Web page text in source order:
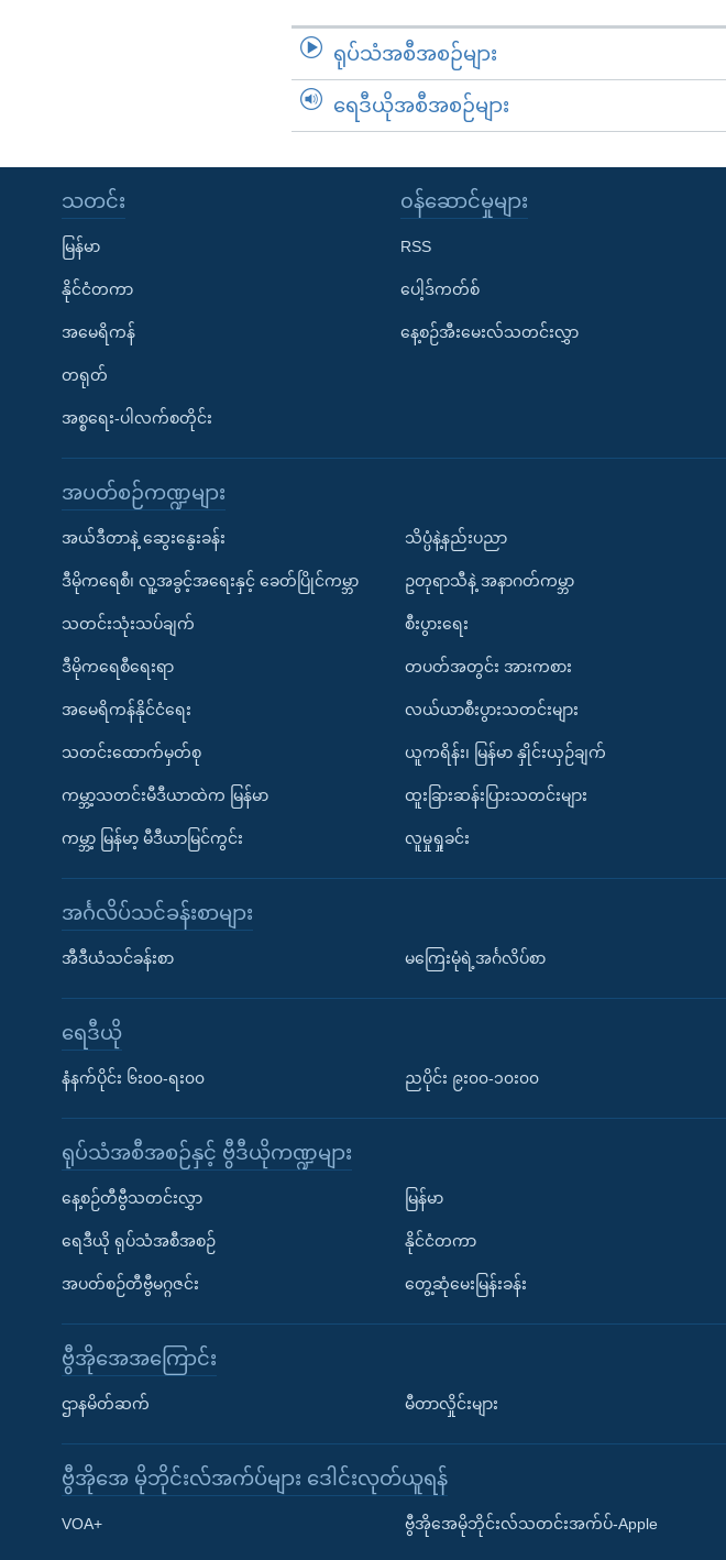
Learning English
ရုပ်သံအစီအစဉ်များ
ရေဒီယိုအစီအစဉ်များ
သတင်း
မြန်မာ
နိုင်ငံတကာ
အမေရိကန်
တရုတ်
အစ္စရေး-ပါလက်စတိုင်း
၀န်ဆောင်မှုများ
RSS
ပေါ့ဒ်ကတ်စ်
နေ့စဉ်အီးမေးလ်သတင်းလွှာ
အပတ်စဉ်ကဏ္ဍများ
အယ်ဒီတာနဲ့ ဆွေးနွေးခန်း
ဒီမိုကရေစီ၊ လူ့အခွင့်အရေးနှင့် ခေတ်ပြိုင်ကမ္ဘာ
သတင်းသုံးသပ်ချက်
ဒီမိုကရေစီရေးရာ
အမေရိကန်နိုင်ငံရေး
သတင်းထောက်မှတ်စု
ကမ္ဘာ့သတင်းမီဒီယာထဲက မြန်မာ
ကမ္ဘာ့ မြန်မာ့ မီဒီယာမြင်ကွင်း
သိပ္ပံနဲ့နည်းပညာ
ဥတုရာသီနဲ့ အနာဂတ်ကမ္ဘာ
စီးပွားရေး
တပတ်အတွင်း အားကစား
လယ်ယာစီးပွားသတင်းများ
ယူကရိန်း၊ မြန်မာ နှိုင်းယှဉ်ချက်
ထူးခြားဆန်းပြားသတင်းများ
လူမှုရှုခင်း
အင်္ဂလိပ်သင်ခန်းစာများ
အီဒီယံသင်ခန်းစာ မကြေးမုံရဲ့အင်္ဂလိပ်စာ
ရေဒီယို
နံနက်ပိုင်း ၆း၀၀-ရး၀၀ ညပိုင်း ၉း၀၀-၁၀း၀၀
ရုပ်သံအစီအစဉ်နှင့် ဗွီဒီယိုကဏ္ဍများ
နေ့စဉ်တီဗွီသတင်းလွှာ
ရေဒီယို ရုပ်သံအစီအစဉ်
အပတ်စဉ်တီဗွီမဂ္ဂဇင်း
မြန်မာ
နိုင်ငံတကာ
တွေ့ဆုံမေးမြန်းခန်း
ဗွီအိုအေအကြောင်း
ဌာနမိတ်ဆက် မီတာလှိုင်းများ
ဗွီအိုအေ မိုဘိုင်းလ်အက်ပ်များ ဒေါင်းလုတ်ယူရန်
VOA+ ဗွီအိုအေမိုဘိုင်းလ်သတင်းအက်ပ်-Apple